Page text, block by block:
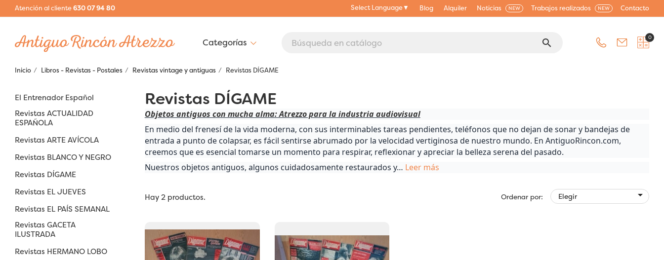
Atención al cliente630 07 94 80 Select Language▼ Blog Alquiler Noticias NEW Trabajos realizados NEW Contacto
search 0
Inicio Libros - Revistas - Postales Revistas vintage y antiguas Revistas DÍGAME
El Entrenador Español
Revistas ACTUALIDAD
ESPAÑOLA
Revistas ARTE AVÍCOLA
Revistas BLANCO Y NEGRO
Revistas DÍGAME
Revistas EL JUEVES
Revistas EL PAÍS SEMANAL
Revistas GACETA
ILUSTRADA
Revistas HERMANO LOBO
Revistas DÍGAME
Objetos antiguos con mucha alma: Atrezzo para la industria audiovisual
En medio del frenesí de la vida moderna, con sus interminables tareas pendientes, teléfonos que no dejan de sonar y bandejas de
entrada a punto de colapsar, es fácil sentirse abrumado por la velocidad vertiginosa de nuestro mundo. En AntiguoRincon.com,
creemos que es esencial tomarse un momento para respirar, reflexionar y apreciar la belleza serena del pasado.
Nuestros objetos antiguos, algunos cuidadosamente restaurados y… Leer más
Hay 2 productos. Ordenar por: Elegir 